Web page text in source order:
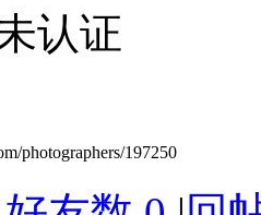
认证
photographers/197250